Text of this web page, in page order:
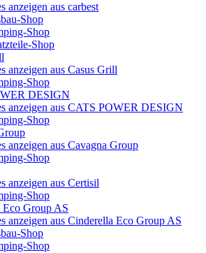
anzeigen aus carbest
Shop
Shop
Shop
anzeigen aus Casus Grill
Shop
DESIGN
anzeigen aus CATS POWER DESIGN
Shop
anzeigen aus Cavagna Group
Shop
anzeigen aus Certisil
Shop
Eco Group AS
anzeigen aus Cinderella Eco Group AS
Shop
Shop